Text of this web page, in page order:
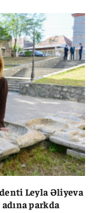
Leyla Əliyeva
parkda